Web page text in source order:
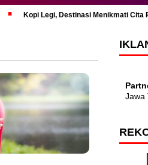
Kopi Legi, Destinasi Menikmati Cita
Jawa